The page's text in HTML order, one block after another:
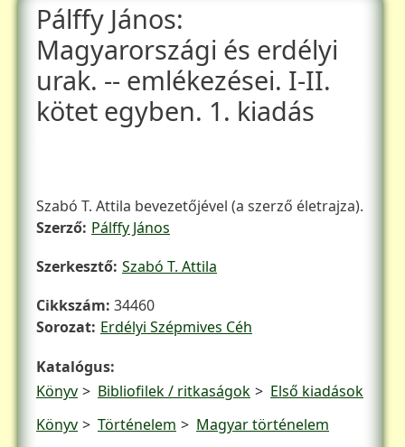
Pálffy János:
Magyarországi és erdélyi
urak. -- emlékezései. I-II.
kötet egyben. 1. kiadás
Hozzáfűzések
Szabó T. Attila bevezetőjével (a szerző életrajza).
Szerző Pálffy János
Szerkesztő Szabó T. Attila
Cikkszám 34460
Sorozat Erdélyi Szépmives Céh
Katalógus
Könyv
Bibliofilek / ritkaságok
Első kiadások
Könyv
Történelem
Magyar történelem